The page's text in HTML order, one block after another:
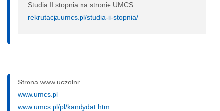
Studia II stopnia na stronie UMCS:
rekrutacja.umcs.pl/studia-ii-stopnia/
Strona www uczelni:
www.umcs.pl
www.umcs.pl/pl/kandydat.htm